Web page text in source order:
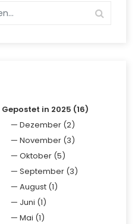
Gepostet in 2025 (16)
Dezember (2)
November (3)
Oktober (5)
September (3)
August (1)
Juni (1)
Mai (1)